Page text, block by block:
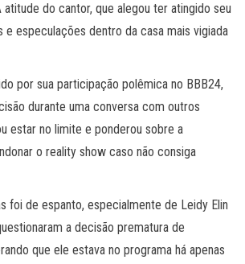
atitude do cantor, que alegou ter atingido seu
e especulações dentro da casa mais vigiada
por sua participação polêmica no BBB24,
durante uma conversa com outros
estar no limite e ponderou sobre a
o reality show caso não consiga
foi de espanto, especialmente de Leidy Elin
a decisão prematura de
que ele estava no programa há apenas